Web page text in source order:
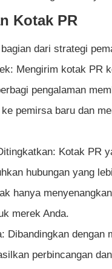
Kotak PR
dari strategi
Mengirim kotak PR
pengalaman
pemirsa baru dan
Kotak PR
hubungan yang
hanya
merek Anda.
Dibandingkan
perbincangan